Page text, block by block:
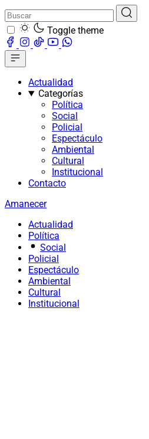
Toggle theme
Actualidad
Categorías
Política
Social
Policial
Espectáculo
Ambiental
Cultural
Institucional
Contacto
Amanecer
Actualidad
Política
Social
Policial
Espectáculo
Ambiental
Cultural
Institucional